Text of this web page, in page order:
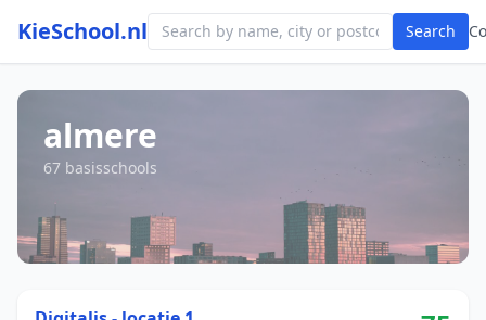
KieSchool.nl Search
almere
67 basisschools